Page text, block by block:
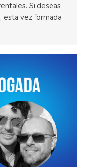
Si deseas
esta vez formada